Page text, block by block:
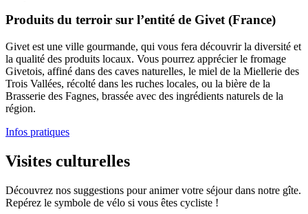
Produits du terroir sur l’entité de Givet (France)
Givet est une ville gourmande, qui vous fera découvrir la diversité et
la qualité des produits locaux. Vous pourrez apprécier le fromage
Givetois, affiné dans des caves naturelles, le miel de la Miellerie des
Trois Vallées, récolté dans les ruches locales, ou la bière de la
Brasserie des Fagnes, brassée avec des ingrédients naturels de la
région.
Infos pratiques
Visites culturelles
Découvrez nos suggestions pour animer votre séjour dans notre gîte.
Repérez le symbole de vélo si vous êtes cycliste !